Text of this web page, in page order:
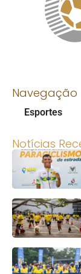
Navegação
Esportes
Notícias